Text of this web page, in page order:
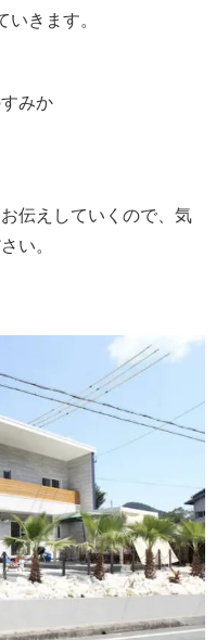
きます。
みか
伝えしていくので、気
い。